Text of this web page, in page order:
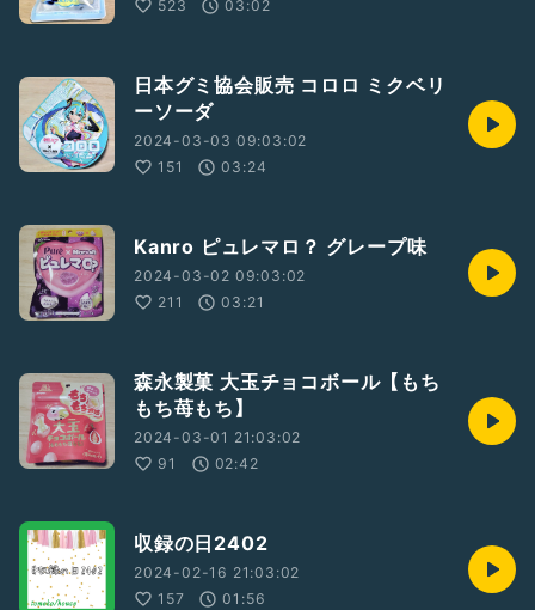
523
03:02
日本グミ協会販売 コロロ ミクベリ
ーソーダ
2024-03-03 09:03:02
151
03:24
Kanro ピュレマロ？ グレープ味
2024-03-02 09:03:02
211
03:21
森永製菓 大玉チョコボール【もち
もち苺もち】
2024-03-01 21:03:02
91
02:42
収録の日2402
2024-02-16 21:03:02
157
01:56